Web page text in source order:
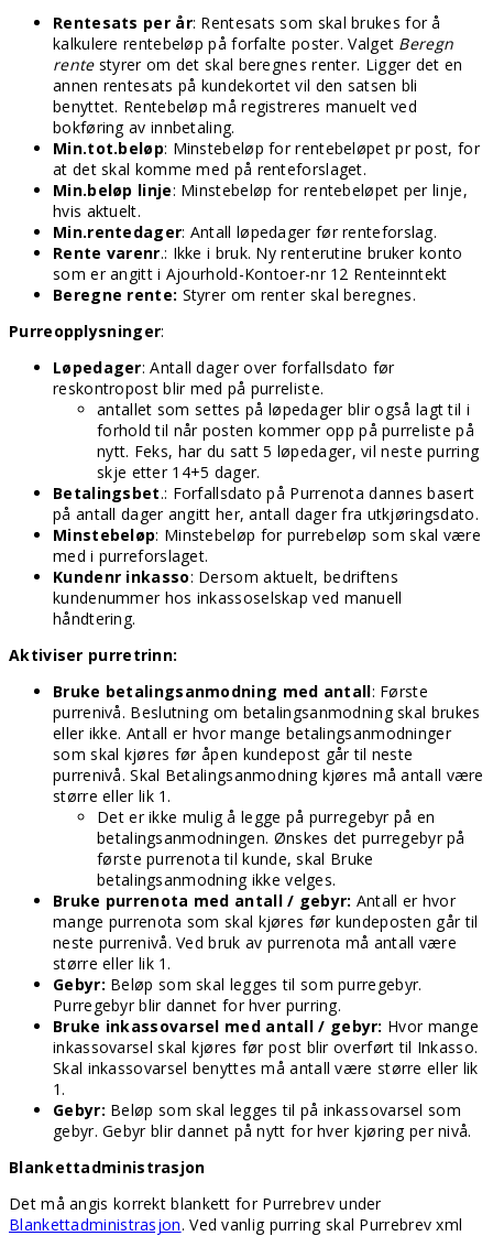
Rentesats per år: Rentesats som skal brukes for å
kalkulere rentebeløp på forfalte poster. Valget Beregn
rentestyrer om det skal beregnes renter. Ligger det en
annen rentesats på kundekortet vil den satsen bli
benyttet. Rentebeløp må registreres manuelt ved
bokføring av innbetaling.
Min.tot.beløp: Minstebeløp for rentebeløpet pr post, for
at det skal komme med på renteforslaget.
Min.beløp linje: Minstebeløp for rentebeløpet per linje,
hvis aktuelt.
Min.rentedager: Antall løpedager før renteforslag.
Rente varenr.: Ikke i bruk. Ny renterutine bruker konto
som er angitt i Ajourhold-Kontoer-nr 12 Renteinntekt
Beregne rente: Styrer om renter skal beregnes.
Purreopplysninger:
Løpedager: Antall dager over forfallsdato før
reskontropost blir med på purreliste.
antallet som settes på løpedager blir også lagt til i
forhold til når posten kommer opp på purreliste på
nytt. Feks, har du satt 5 løpedager, vil neste purring
skje etter 14+5 dager.
Betalingsbet.: Forfallsdato på Purrenota dannes basert
på antall dager angitt her, antall dager fra utkjøringsdato.
Minstebeløp: Minstebeløp for purrebeløp som skal være
med i purreforslaget.
Kundenr inkasso: Dersom aktuelt, bedriftens
kundenummer hos inkassoselskap ved manuell
håndtering.
Aktiviser purretrinn:
Bruke betalingsanmodning med antall: Første
purrenivå. Beslutning om betalingsanmodning skal brukes
eller ikke. Antall er hvor mange betalingsanmodninger
som skal kjøres før åpen kundepost går til neste
purrenivå. Skal Betalingsanmodning kjøres må antall være
større eller lik 1.
Det er ikke mulig å legge på purregebyr på en
betalingsanmodningen. Ønskes det purregebyr på
første purrenota til kunde, skal Bruke
betalingsanmodning ikke velges.
Bruke purrenota med antall / gebyr: Antall er hvor
mange purrenota som skal kjøres før kundeposten går til
neste purrenivå. Ved bruk av purrenota må antall være
større eller lik 1.
Gebyr: Beløp som skal legges til som purregebyr.
Purregebyr blir dannet for hver purring.
Bruke inkassovarsel med antall / gebyr: Hvor mange
inkassovarsel skal kjøres før post blir overført til Inkasso.
Skal inkassovarsel benyttes må antall være større eller lik
1.
Gebyr: Beløp som skal legges til på inkassovarsel som
gebyr. Gebyr blir dannet på nytt for hver kjøring per nivå.
Blankettadministrasjon
Det må angis korrekt blankett for Purrebrev under
Blankettadministrasjon. Ved vanlig purring skal Purrebrev xml